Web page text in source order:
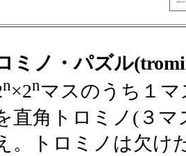
ミノ・パズル
n×2nマスのうち１
直角トロミノ(３
。トロミノは欠け